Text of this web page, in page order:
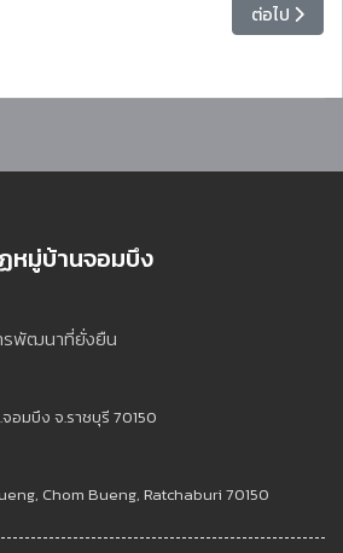
มวยไทยศึกษาและการแพทย์แผนไทย รับโล่ประ
เนื้อหาถัดไ
ต่อไป
หมู่บ้านจอมบึง
รพัฒนาที่ยั่งยืน
อมบึง จ.ราชบุรี 70150
Chom Bueng, Ratchaburi 70150